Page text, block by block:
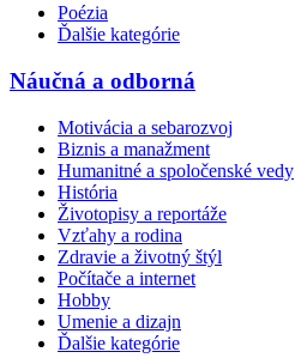
Poézia
Ďalšie kategórie
Náučná a odborná
Motivácia a sebarozvoj
Biznis a manažment
Humanitné a spoločenské vedy
História
Životopisy a reportáže
Vzťahy a rodina
Zdravie a životný štýl
Počítače a internet
Hobby
Umenie a dizajn
Ďalšie kategórie